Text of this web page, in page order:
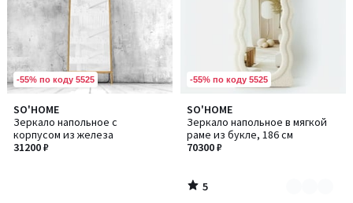
-55% по коду 5525
SO'HOME
Зеркало напольное с
корпусом из железа
31200 ₽
-55% по коду 5525
SO'HOME
Зеркало напольное в мягкой
раме из букле, 186 см
70300 ₽
5
/
5
Количество
цветов:
2
5
/